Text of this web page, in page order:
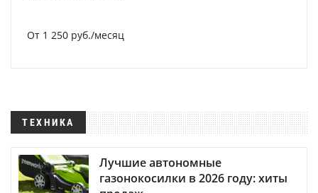
От 1 250 руб./месяц
ТЕХНИКА
Лучшие автономные
газонокосилки в 2026 году: хиты